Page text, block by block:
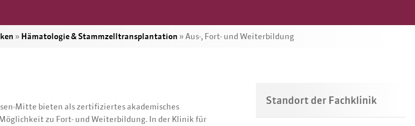
» Hämatologie & Stammzelltransplantation » Aus-, Fort- und Weiterbildung
Mitte bieten als zertifiziertes akademisches
zu Fort- und Weiterbildung. In der Klinik für
Standort der Fachklinik